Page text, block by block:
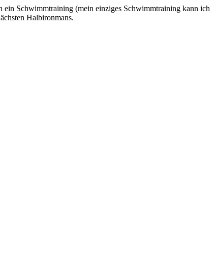
ein Schwimmtraining (mein einziges Schwimmtraining kann ich
Halbironmans.